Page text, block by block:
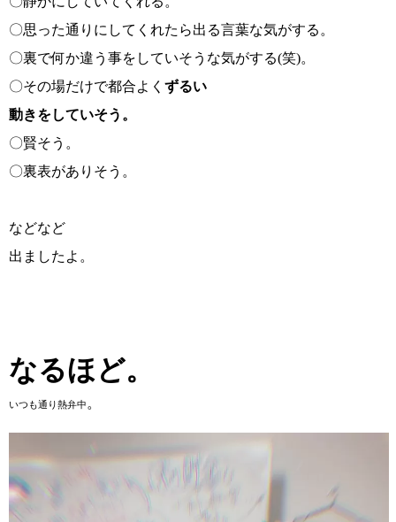
〇思った通りにしてくれたら出る言葉な気がする。
〇裏で何か違う事をしていそうな気がする(笑)。
〇その場だけで都合よく ずるい
動きをしていそう。
〇賢そう。
〇裏表がありそう。
などなど
出ましたよ。
なるほど。
いつも通り熱弁中 。